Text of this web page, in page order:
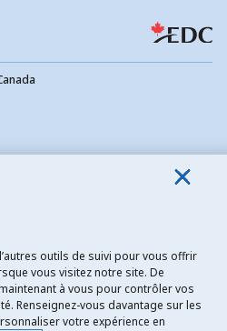
outils de suivi pour vous offrir
vous visitez notre site. De
à vous pour contrôler vos
Renseignez-vous davantage sur les
votre expérience en